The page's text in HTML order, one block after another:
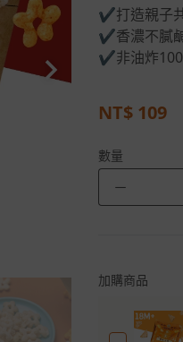
✔打造親子
✔香濃不膩
✔非油炸100
NT$109
數量
－
加購商品